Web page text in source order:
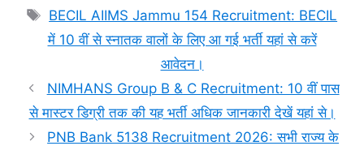
Tags
BECIL AIIMS Jammu 154 Recruitment: BECIL
में 10 वीं से स्नातक वालों के लिए आ गई भर्ती यहां से करें
आवेदन।
NIMHANS Group B & C Recruitment: 10 वीं पास
से मास्टर डिग्री तक की यह भर्ती अधिक जानकारी देखें यहां से।
PNB Bank 5138 Recruitment 2026: सभी राज्य के